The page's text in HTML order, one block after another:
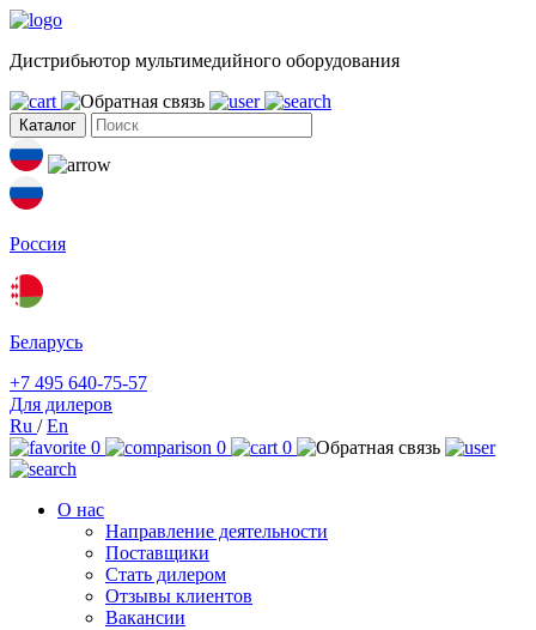
Дистрибьютор мультимедийного оборудования
Каталог
Россия
Беларусь
+7 495 640-75-57
Для дилеров
Ru /En
0
0 0
О нас
Направление деятельности
Поставщики
Стать дилером
Отзывы клиентов
Вакансии